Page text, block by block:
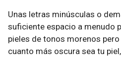
Unas letras minúsculas o
suficiente espacio a menudo
pieles de tonos morenos
cuanto más oscura sea tu